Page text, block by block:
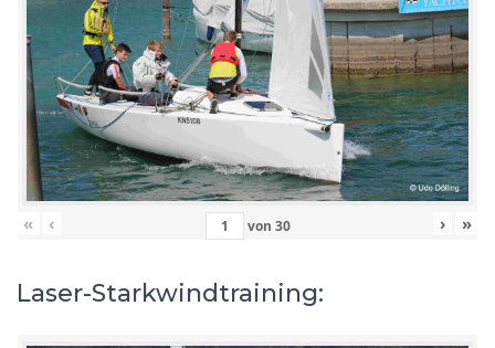
« ‹ von 30 › »
Laser-Starkwindtraining: